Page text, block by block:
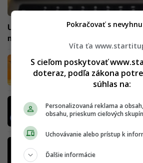
USA „klepli“ svetu po prstoch. K tým
modelom sa Slováci už tak ľahko
Ukrajina technologicky
operátori vedia vycítiť
zďaleka
Dovolenky či nákupy
pomocníci
Víta ťa
S cieľom poskytovať
doteraz, podľa zákona
súhlas na:
Personalizovaná reklama a
obsahu, prieskum cieľových
Uchovávanie alebo prístup k
Ďalšie informácie
Pokračovať s